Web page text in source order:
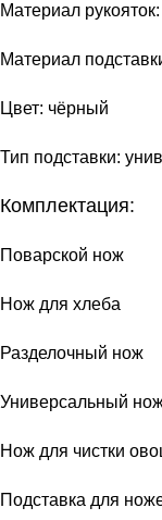
Материал
Материал
Цвет: чёрный
Тип подставки:
Комплектация:
Поварской нож
Нож для хлеба
Разделочный нож
Универсальный
Нож для чистки
Подставка для